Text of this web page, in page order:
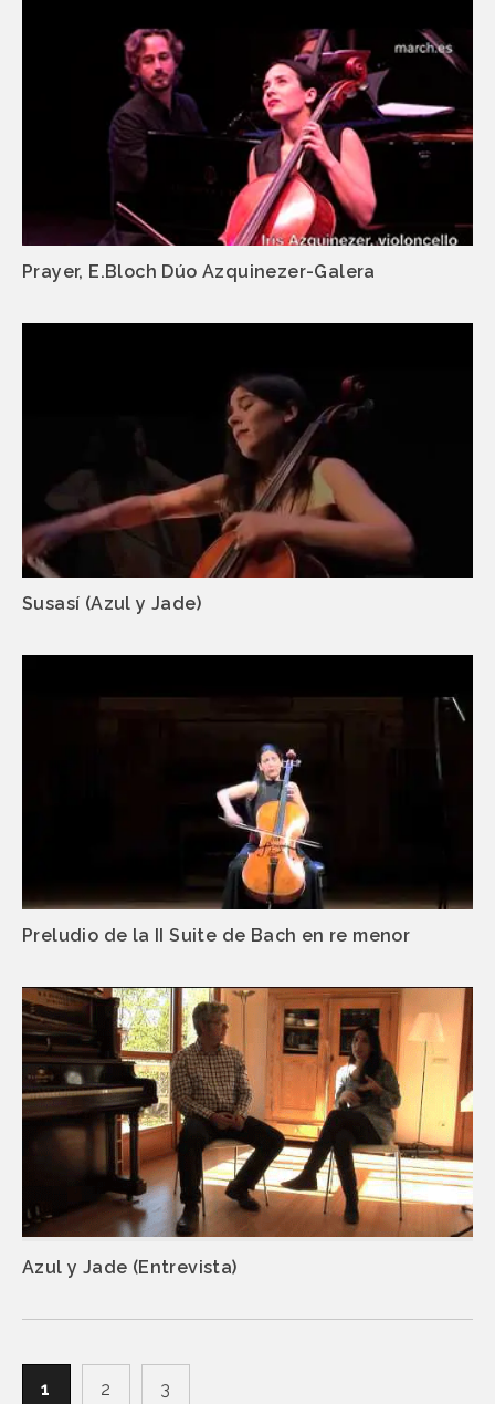
Prayer, E.Bloch Dúo Azquinezer-Galera
Susasí (Azul y Jade)
Preludio de la II Suite de Bach en re menor
Azul y Jade (Entrevista)
1 2 3